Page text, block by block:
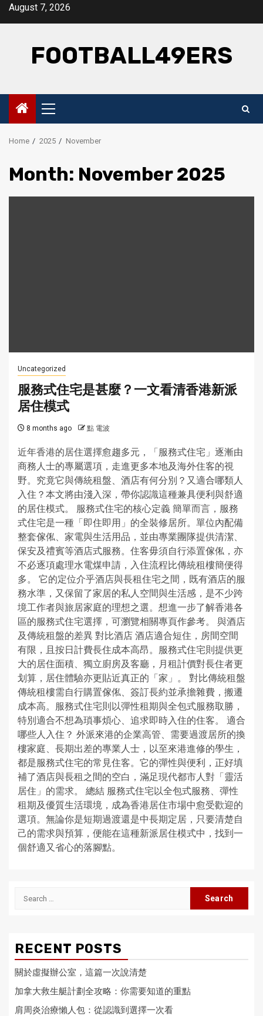
SkipAugust 7, 2026
FOOTBALL49ERS
Primary
Menu
Home 2025 November
Month: November 2025
Uncategorized
服務式住宅是甚麼？一文看清香港新派
居住模式
8 months ago 點 電波
近年香港的居住選擇愈趨多元，「服務式住宅」逐漸由
商務人士的專屬選項，走進更多本地及海外住客的視
野。究竟它與傳統租盤、酒店有何分別？又適合哪類人
入住？本文將由淺入深，帶你認識這種兼具便利與舒適
的居住模式。 服務式住宅的核心定義 簡單而言，服務
式住宅是一種「即住即用」的全裝修居所。單位內配備
整套傢俬、家電與生活用品，並由專業團隊提供清潔、
保安及禮賓等酒店式服務。住客毋須自行添置傢俬，亦
不必逐項處理水電煤申請，入住流程比傳統租樓簡便得
多。 它的定位介乎酒店與長租住宅之間，既有酒店的服
務水準，又保留了家居的私人空間與生活感，是不少跨
境工作者與旅居家庭的理想之選。想進一步了解香港各
區的服務式住宅選擇，可瀏覽相關專頁作參考。 與酒店
及傳統租盤的差異 對比酒店 酒店適合短住，房間空間
有限，且按日計費長住成本高昂。服務式住宅則提供更
大的居住面積、獨立廚房及客廳，月租計價對長住者更
划算，居住體驗亦更貼近真正的「家」。 對比傳統租盤
傳統租樓需自行購置傢俬、簽訂長約並承擔雜費，搬遷
成本高。服務式住宅則以彈性租期與全包式服務取勝，
特別適合不想為瑣事煩心、追求即時入住的住客。 適合
哪些人入住？ 外派來港的企業高管、需要過渡居所的換
樓家庭、長期出差的專業人士，以至來港進修的學生，
都是服務式住宅的常見住客。它的彈性與便利，正好填
補了酒店與長租之間的空白，滿足現代都市人對「靈活
居住」的需求。 總結 服務式住宅以全包式服務、彈性
租期及優質生活環境，成為香港居住市場中愈受歡迎的
選項。無論你是短期過渡還是中長期定居，只要清楚自
己的需求與預算，便能在這種新派居住模式中，找到一
個舒適又省心的落腳點。
Search
RECENT POSTS
關於虛擬辦公室，這篇一次說清楚
加拿大救生艇計劃全攻略：你需要知道的重點
肩周炎治療懶人包：從認識到選擇一次看